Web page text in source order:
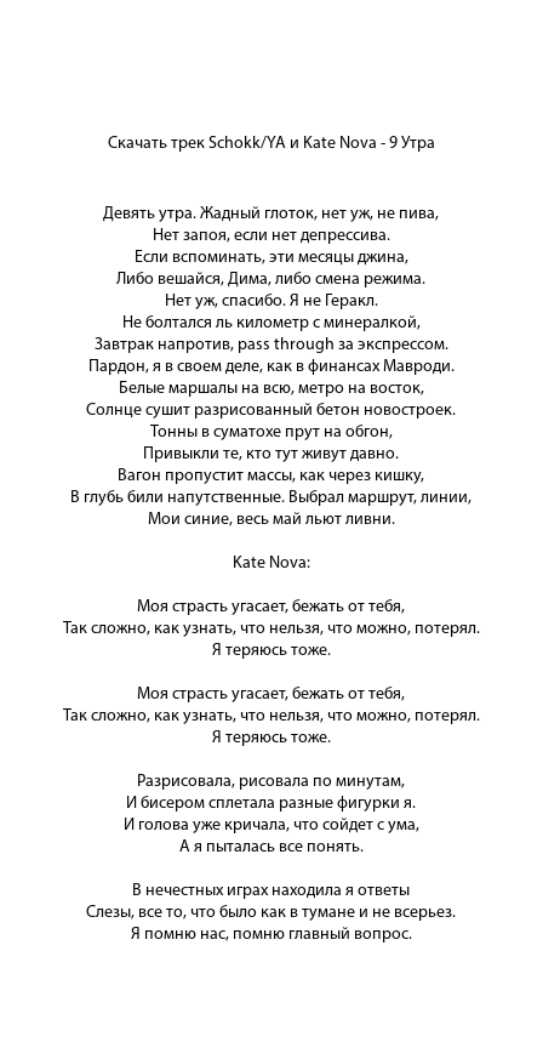
Скачать трек Schokk/YA и Kate Nova - 9 Утра
Девять утра. Жадный глоток, нет уж, не пива,
Нет запоя, если нет депрессива.
Если вспоминать, эти месяцы джина,
Либо вешайся, Дима, либо смена режима.
Нет уж, спасибо. Я не Геракл.
Не болтался ль километр с минералкой,
Завтрак напротив, pass through за экспрессом.
Пардон, я в своем деле, как в финансах Мавроди.
Белые маршалы на всю, метро на восток,
Солнце сушит разрисованный бетон новостроек.
Тонны в суматохе прут на обгон,
Привыкли те, кто тут живут давно.
Вагон пропустит массы, как через кишку,
В глубь били напутственные. Выбрал маршрут, линии,
Мои синие, весь май льют ливни.
Kate Nova:
Моя страсть угасает, бежать от тебя,
Так сложно, как узнать, что нельзя, что можно, потерял.
Я теряюсь тоже.
Моя страсть угасает, бежать от тебя,
Так сложно, как узнать, что нельзя, что можно, потерял.
Я теряюсь тоже.
Разрисовала, рисовала по минутам,
И бисером сплетала разные фигурки я.
И голова уже кричала, что сойдет с ума,
А я пыталась все понять.
В нечестных играх находила я ответы
Слезы, все то, что было как в тумане и не всерьез.
Я помню нас, помню главный вопрос.